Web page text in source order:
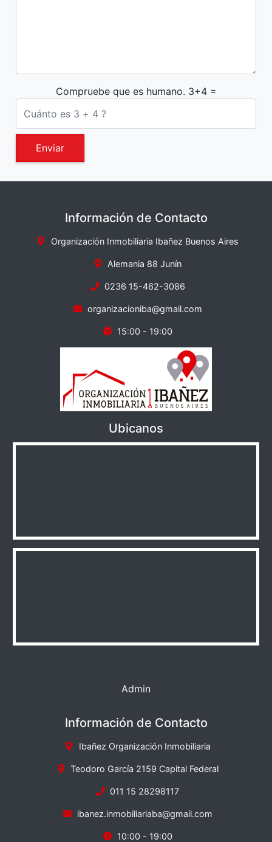
Compruebe que es humano. 3+4 =
Enviar
Información de Contacto
Organización Inmobiliaria Ibañez Buenos Aires
Alemania 88 Junín
0236 15-462-3086
organizacioniba@gmail.com
15:00 - 19:00
Ubicanos
Admin
Información de Contacto
Ibañez Organización Inmobiliaria
Teodoro García 2159 Capital Federal
011 15 28298117
ibanez.inmobiliariaba@gmail.com
10:00 - 19:00